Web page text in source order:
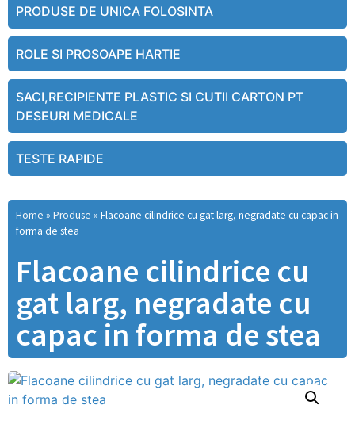
PRODUSE DE UNICA FOLOSINTA
ROLE SI PROSOAPE HARTIE
SACI,RECIPIENTE PLASTIC SI CUTII CARTON PT
DESEURI MEDICALE
TESTE RAPIDE
Home » Produse » Flacoane cilindrice cu gat larg, negradate cu capac in
forma de stea
Flacoane cilindrice cu
gat larg, negradate cu
capac in forma de stea